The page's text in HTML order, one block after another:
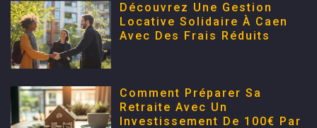
Découvrez Une Gestion
Locative Solidaire À Caen
Avec Des Frais Réduits
Comment Préparer Sa
Retraite Avec Un
Investissement De 100€ Par